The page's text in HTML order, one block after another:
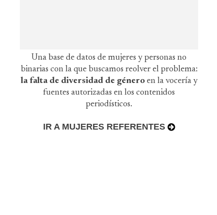
Una base de datos de mujeres y personas no
binarias con la que buscamos reolver el problema:
la falta de diversidad de género en la vocería y
fuentes autorizadas en los contenidos
periodísticos.
IR A MUJERES REFERENTES